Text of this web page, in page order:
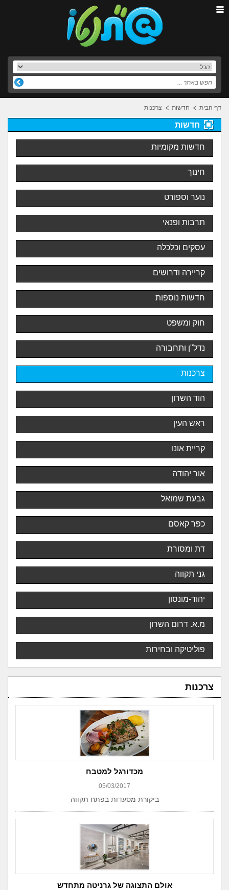
דף הבית חדשות צרכנות
חדשות
חדשות מקומיות
חינוך
נוער וספורט
תרבות ופנאי
עסקים וכלכלה
קריירה ודרושים
חדשות נוספות
חוק ומשפט
נדל"ן ותחבורה
צרכנות
הוד השרון
ראש העין
קריית אונו
אור יהודה
גבעת שמואל
כפר קאסם
דת ומסורת
גני תקווה
יהוד-מונסון
מ.א. דרום השרון
פוליטיקה ובחירות
צרכנות
מכדורגל למטבח
05/03/2017
ביקורת מסעדות בפתח תקווה
אולם התצוגה של גרניטה מתחדש